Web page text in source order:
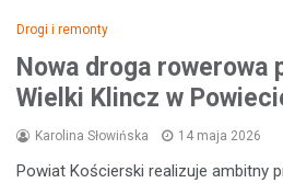
Drogi i remonty
Nowa droga rowerowa
Wielki Klincz w
Karolina Słowińska 14 maja 2026
Powiat Kościerski realizuje ambitny